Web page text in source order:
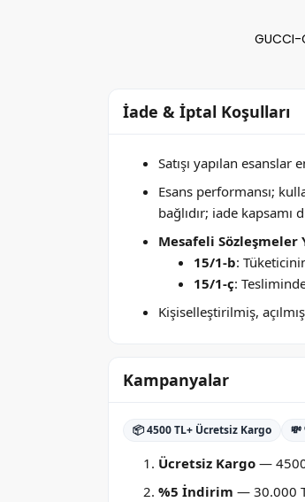
GUCCI-
İade & İptal Koşulları
Satışı yapılan
Esans performansı;
bağlıdır; iade kapsamı
Mesafeli Sözleşmeler
15/1-b:
15/1-ç:
Kişiselleştirilmiş,
Kampanyalar
📦 4500 TL+ Ücretsiz Kargo 💸
Ücretsiz Kargo —
%5 İndirim — 30.000